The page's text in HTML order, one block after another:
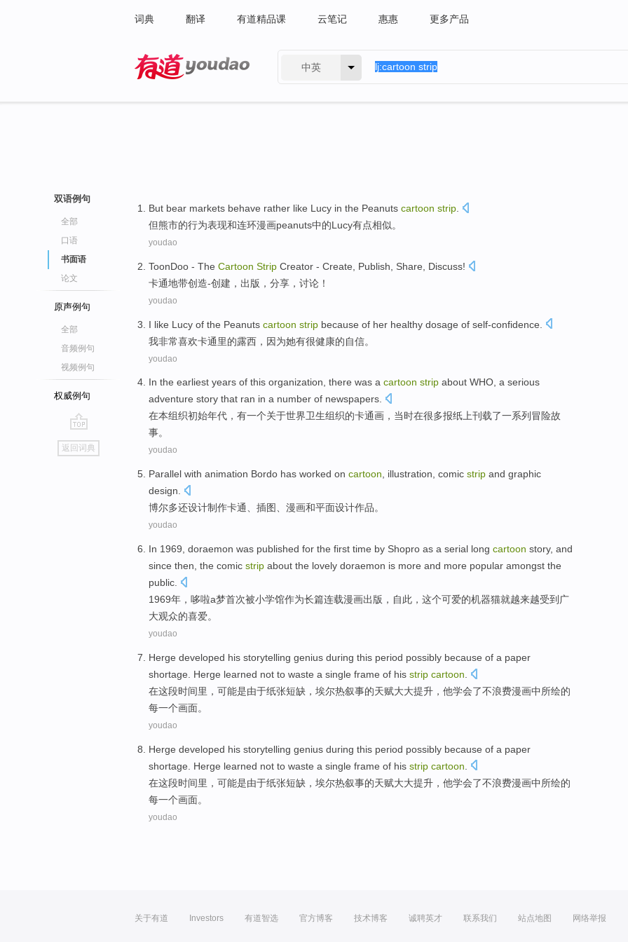
词典 翻译 有道精品课 云笔记 惠惠 更多产品
中英
双语例句
全部
口语
书面语
论文
原声例句
全部
音频例句
视频例句
权威例句
go
top
返回词典
But bear markets behave rather like Lucy in the Peanuts cartoon strip
但熊市的行为表现和连环漫画peanuts中的Lucy有点相似。
youdao
ToonDoo - The Cartoon Strip Creator - Create Publish Share Discuss!
卡通地带创造-创建 ， 出版 ， 分享 ， 讨论 ！
youdao
I like Lucy of the Peanuts cartoon strip because of her healthy dosage of self-confidence
我非常喜欢卡通里的露西 ， 因为她有很健康的自信。
youdao
In the earliest years of this organization, there was a cartoon strip about WHO, a serious
adventure story that ran in a number of newspapers.
在本组织初始年代， 有一个关于世界卫生组织的卡通画 ，当时在很多报纸上刊载了一系列 冒险故
事。
youdao
Parallel with animation Bordo has worked on cartoon illustration comic strip and graphic
design
博尔多还设计制作卡通 插图 漫画和平面设计作品。
youdao
In 1969, doraemon was published for the first time by Shopro as a serial long cartoon story, and
since then the comic strip about the lovely doraemon is more and more popular amongst the
public.
1969年， 哆啦a梦首次被小学馆作为长篇连载漫画出版 ， 自此 ， 这个可爱的机器猫就越来越受到广
大观众的喜爱。
youdao
Herge developed his storytelling genius during this period possibly because of a paper
shortage
Herge learned not to waste a single frame of his strip cartoon
在这段时间里 ， 可能是由于纸张短缺 ， 埃尔热叙事的天赋大大提升， 他学会了不浪费漫画中所绘的
每一个画面。
youdao
Herge developed his storytelling genius during this period possibly because of a paper
shortage
Herge learned not to waste a single frame of his strip cartoon
在这段时间里 ， 可能是由于纸张短缺 ， 埃尔热叙事的天赋大大提升， 他学会了不浪费漫画中所绘的
每一个画面。
youdao
关于有道 Investors 有道智选 官方博客 技术博客 诚聘英才 联系我们 站点地图 网络举报